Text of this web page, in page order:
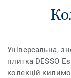
Універсальна,
плитка DESSO
колекцій